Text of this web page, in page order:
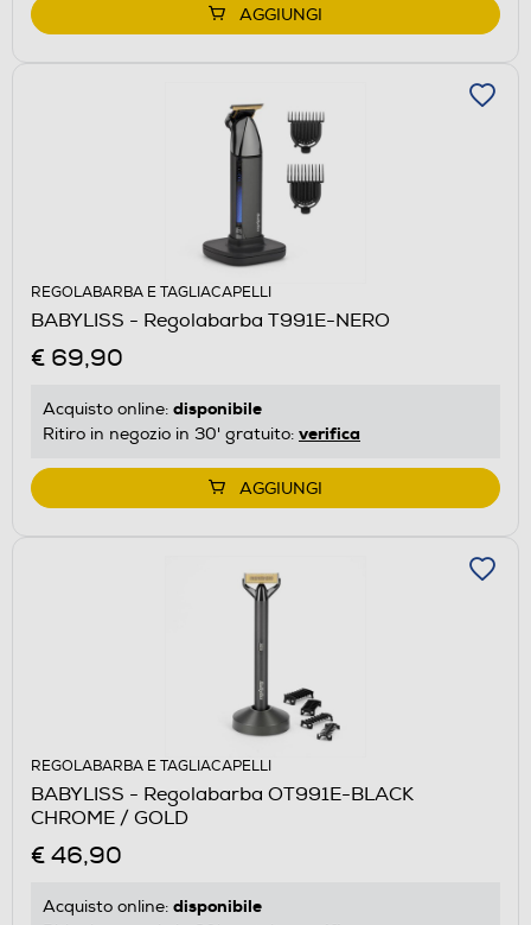
AGGIUNGI
REGOLABARBA E TAGLIACAPELLI
BABYLISS - Regolabarba T991E-NERO
€ 69,90
Acquisto online: disponibile
Ritiro in negozio in 30' gratuito: verifica
AGGIUNGI
REGOLABARBA E TAGLIACAPELLI
BABYLISS - Regolabarba OT991E-BLACK
CHROME / GOLD
€ 46,90
Acquisto online: disponibile